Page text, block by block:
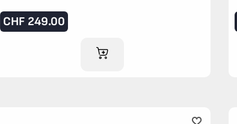
CHF 249.00
AJOUTER AU PANIER